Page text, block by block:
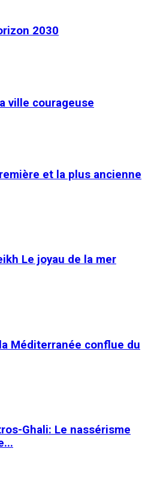
2030
ville courageuse
et la plus ancienne
Le joyau de la mer
Méditerranée conflue du
Ghali: Le nassérisme